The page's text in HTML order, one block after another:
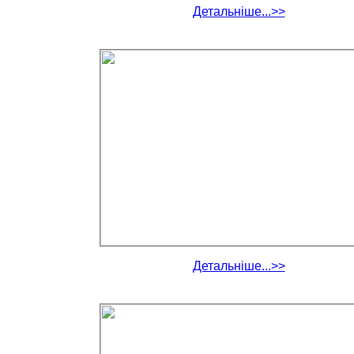
Детальніше...>>
Детальніше...>>